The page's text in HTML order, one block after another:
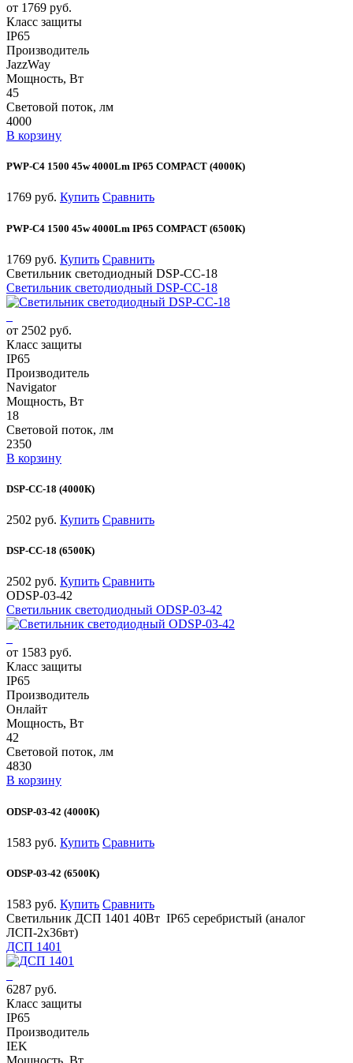
от 1769 руб.
Класс защиты
IP65
Производитель
JazzWay
Мощность, Вт
45
Световой поток, лм
4000
В корзину
PWP-С4 1500 45w 4000Lm IP65 COMPACT (4000К)
1769 руб. Купить Сравнить
PWP-С4 1500 45w 4000Lm IP65 COMPACT (6500К)
1769 руб. Купить Сравнить
Светильник светодиодный DSP-CC-18
Светильник светодиодный DSP-CC-18
от 2502 руб.
Класс защиты
IP65
Производитель
Navigator
Мощность, Вт
18
Световой поток, лм
2350
В корзину
DSP-CC-18 (4000К)
2502 руб. Купить Сравнить
DSP-CC-18 (6500К)
2502 руб. Купить Сравнить
ODSP-03-42
Светильник светодиодный ODSP-03-42
от 1583 руб.
Класс защиты
IP65
Производитель
Онлайт
Мощность, Вт
42
Световой поток, лм
4830
В корзину
ODSP-03-42 (4000К)
1583 руб. Купить Сравнить
ODSP-03-42 (6500К)
1583 руб. Купить Сравнить
Светильник ДСП 1401 40Вт IP65 серебристый (аналог
ЛСП-2х36вт)
ДСП 1401
6287 руб.
Класс защиты
IP65
Производитель
IEK